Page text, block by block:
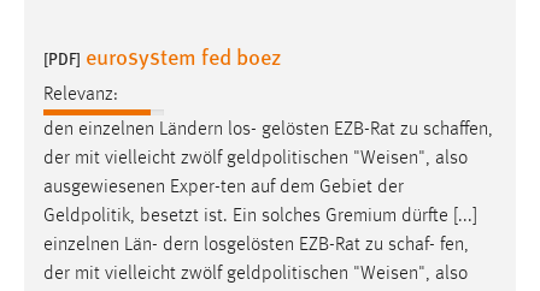
[PDF] eurosystem fed boez
Relevanz:
den einzelnen Ländern los- gelösten EZB-Rat zu schaffen,
der mit vielleicht zwölf geldpolitischen "Weisen", also
ausgewiesenen Exper-ten auf dem Gebiet der
Geldpolitik, besetzt ist. Ein solches Gremium dürfte [...]
einzelnen Län- dern losgelösten EZB-Rat zu schaf- fen,
der mit vielleicht zwölf geldpolitischen "Weisen", also